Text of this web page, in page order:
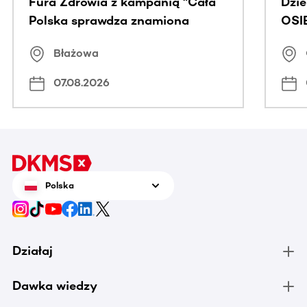
Polska sprawdza znamiona
Błażowa
07.08.2026
Polska
Działaj
Dawka wiedzy